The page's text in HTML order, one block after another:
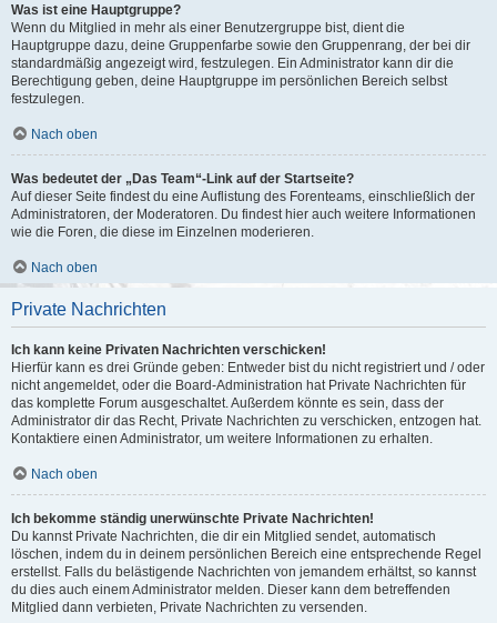
Was ist eine Hauptgruppe?
Wenn du Mitglied in mehr als einer Benutzergruppe bist, dient die
Hauptgruppe dazu, deine Gruppenfarbe sowie den Gruppenrang, der bei dir
standardmäßig angezeigt wird, festzulegen. Ein Administrator kann dir die
Berechtigung geben, deine Hauptgruppe im persönlichen Bereich selbst
festzulegen.
Nach oben
Was bedeutet der „Das Team“-Link auf der Startseite?
Auf dieser Seite findest du eine Auflistung des Forenteams, einschließlich der
Administratoren, der Moderatoren. Du findest hier auch weitere Informationen
wie die Foren, die diese im Einzelnen moderieren.
Nach oben
Private Nachrichten
Ich kann keine Privaten Nachrichten verschicken!
Hierfür kann es drei Gründe geben: Entweder bist du nicht registriert und / oder
nicht angemeldet, oder die Board-Administration hat Private Nachrichten für
das komplette Forum ausgeschaltet. Außerdem könnte es sein, dass der
Administrator dir das Recht, Private Nachrichten zu verschicken, entzogen hat.
Kontaktiere einen Administrator, um weitere Informationen zu erhalten.
Nach oben
Ich bekomme ständig unerwünschte Private Nachrichten!
Du kannst Private Nachrichten, die dir ein Mitglied sendet, automatisch
löschen, indem du in deinem persönlichen Bereich eine entsprechende Regel
erstellst. Falls du belästigende Nachrichten von jemandem erhältst, so kannst
du dies auch einem Administrator melden. Dieser kann dem betreffenden
Mitglied dann verbieten, Private Nachrichten zu versenden.